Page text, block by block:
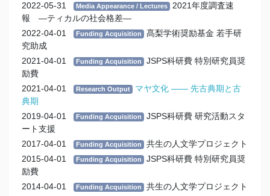
2022-05-31
Media Appearance / Lectures
2021年度調査速
報 —ティカルの社会格差—
2022-04-01
Funding Acquisition
髙梨学術奨励基金 若手研
究助成
2021-04-01
Funding Acquisition
JSPS科研費 特別研究員奨
励費
2021-04-01
Research Output
マヤ文化 ―― 先古典期と古
典期
2019-04-01
Funding Acquisition
JSPS科研費 研究活動スタ
ート支援
2017-04-01
Funding Acquisition
共生の人文学プロジェクト
2015-04-01
Funding Acquisition
JSPS科研費 特別研究員奨
励費
2014-04-01
Funding Acquisition
共生の人文学プロジェクト